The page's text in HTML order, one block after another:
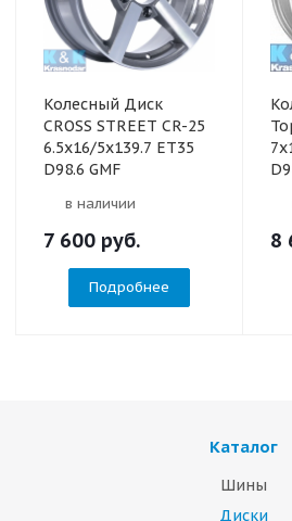
Колесный Диск
CROSS STREET CR-25
6.5х16/5х139.7 ET35
D98.6 GMF
в наличии
7 600 руб.
Подробнее
8
Каталог
Шины
Диски